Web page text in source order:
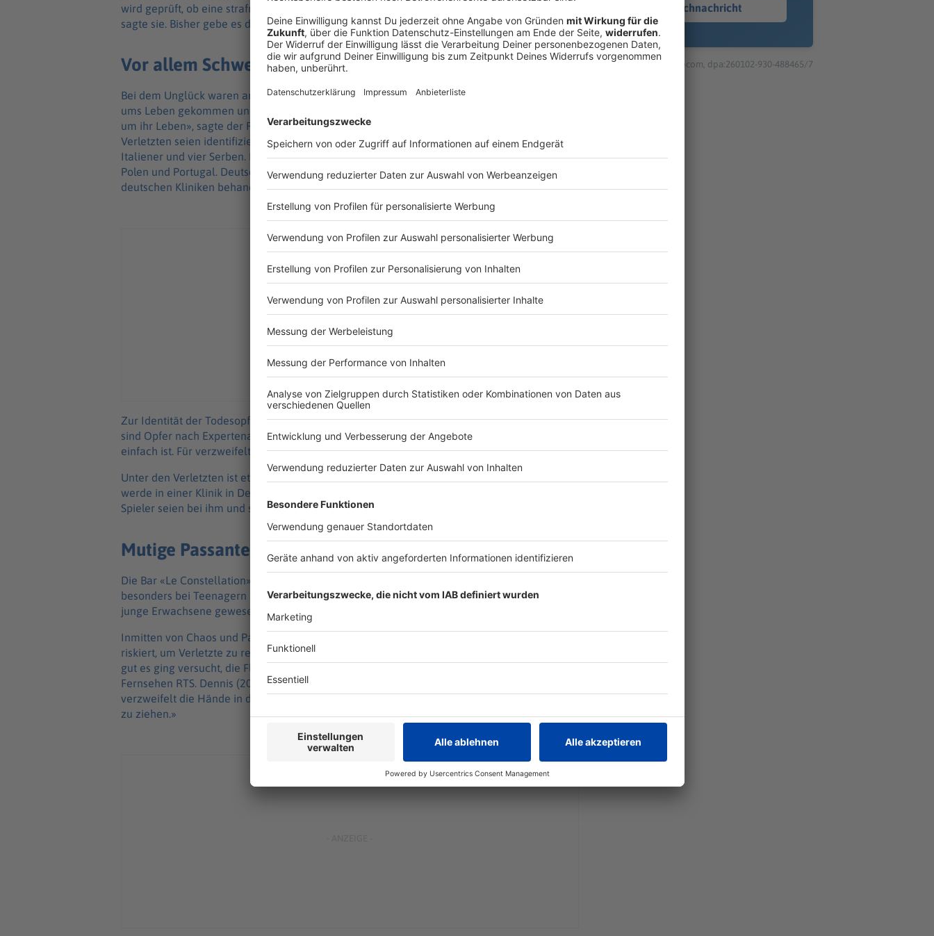
wird geprüft, ob eine strafrechtliche Verfolgung wegen fahrlässiger Tötung eingeleitet wird»,
sagte sie. Bisher gebe es dafür aber keine Anhaltspunkte, betonte sie.
Vor allem Schweizer, Franzosen, Italiener unter Verletzten
Bei dem Unglück waren am frühen Neujahrsmorgen nach neuesten Angaben 40 Menschen
ums Leben gekommen und 119 größtenteils schwer verletzt worden. «Viele kämpfen noch
um ihr Leben», sagte der Regierungschef des Kantons Wallis, Mathias Reynard. 113 der
Verletzten seien identifiziert worden. Darunter seien 71 Schweizer, 14 Franzosen, elf
Italiener und vier Serben. Einzelne Verletzte stammten aus Bosnien, Belgien, Luxemburg,
Polen und Portugal. Deutsche nannten die Behörden nicht. Mehrere Verletzte wurden in
deutschen Kliniken behandelt.
Zur Identität der Todesopfer machte die Polizei noch keine Angaben. In solchen Situationen
sind Opfer nach Expertenangaben oft so verbrannt, dass eine Feststellung der Identität nicht
einfach ist. Für verzweifelte Familien, die ihre Kinder vermissen, ist das Warten unerträglich.
Unter den Verletzten ist etwa Tahirys D. (19), wie der Fußballclub FC Metz berichtet. Er
werde in einer Klinik in Deutschland behandelt. Die Gedanken der Verantwortlichen und
Spieler seien bei ihm und seiner Familie.
Mutige Passanten halfen Verletzten
Die Bar «Le Constellation» war nach Angaben von Anwohnern von Crans-Montana
besonders bei Teenagern beliebt. Die meisten Opfer dürften deshalb Minderjährige und
junge Erwachsene gewesen sein.
Inmitten von Chaos und Panik haben mutige Passanten bei dem Flammeninferno ihr Leben
riskiert, um Verletzte zu retten. «Einer kam mit brennender Jacke rausgerannt, ich habe so
gut es ging versucht, die Flammen zu ersticken», berichtete Théo (19) im Schweizer
Fernsehen RTS. Dennis (20) beschrieb eine volle Treppe, auf der zahlreiche Verletzte
verzweifelt die Hände in die Luft reckten: «Wir versuchten, sie zu packen und nach draußen
zu ziehen.»
Sprachnachricht
© dpa-infocom, dpa:260102-930-488465/7